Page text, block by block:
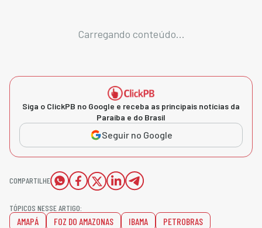
Carregando conteúdo...
Siga o ClickPB no Google e receba as principais notícias da
Paraíba e do Brasil
Seguir no Google
COMPARTILHE
TÓPICOS NESSE ARTIGO:
AMAPÁ FOZ DO AMAZONAS IBAMA
PETROBRAS